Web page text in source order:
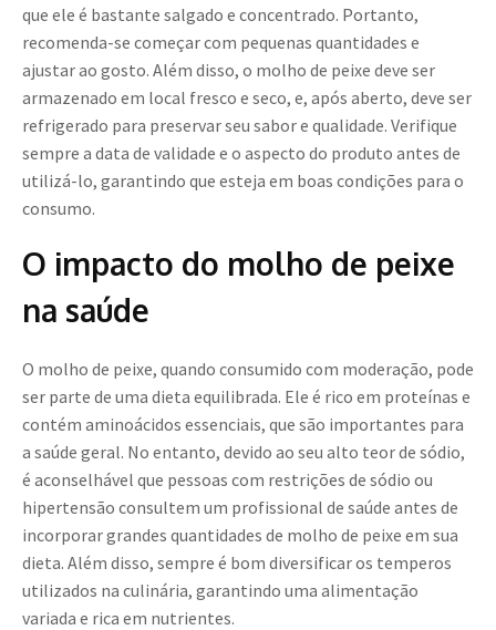
que ele é bastante salgado e concentrado. Portanto,
recomenda-se começar com pequenas quantidades e
ajustar ao gosto. Além disso, o molho de peixe deve ser
armazenado em local fresco e seco, e, após aberto, deve ser
refrigerado para preservar seu sabor e qualidade. Verifique
sempre a data de validade e o aspecto do produto antes de
utilizá-lo, garantindo que esteja em boas condições para o
consumo.
O impacto do molho de peixe
na saúde
O molho de peixe, quando consumido com moderação, pode
ser parte de uma dieta equilibrada. Ele é rico em proteínas e
contém aminoácidos essenciais, que são importantes para
a saúde geral. No entanto, devido ao seu alto teor de sódio,
é aconselhável que pessoas com restrições de sódio ou
hipertensão consultem um profissional de saúde antes de
incorporar grandes quantidades de molho de peixe em sua
dieta. Além disso, sempre é bom diversificar os temperos
utilizados na culinária, garantindo uma alimentação
variada e rica em nutrientes.